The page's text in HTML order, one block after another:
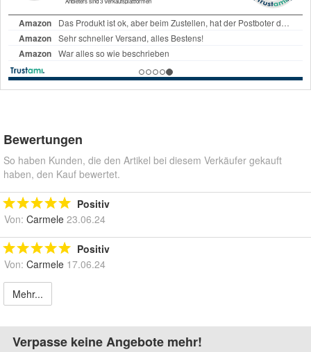
Bewertungen
So haben Kunden, die den Artikel bei diesem Verkäufer gekauft
haben, den Kauf bewertet.
Positiv
Von: Carmele 23.06.24
Positiv
Von: Carmele 17.06.24
Mehr...
Verpasse keine Angebote mehr!